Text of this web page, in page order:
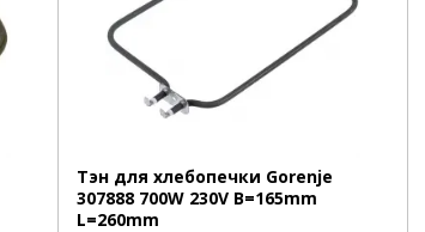
Тэн для хлебопечки Gorenje
307888 700W 230V B=165mm
L=260mm